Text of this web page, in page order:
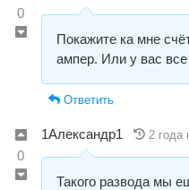
0
Покажите ка мне
ампер. Или у вас
Ответить
0
1Александр1 2 года
Такого развода мы